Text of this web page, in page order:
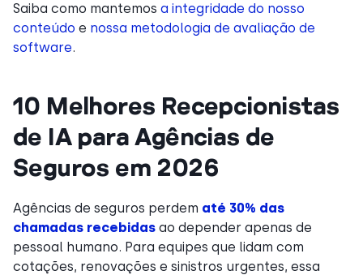
Saiba como mantemos a integridade do nosso
conteúdo e nossa metodologia de avaliação de
software.
10 Melhores Recepcionistas
de IA para Agências de
Seguros em 2026
Agências de seguros perdem até 30% das
chamadas recebidas ao depender apenas de
pessoal humano. Para equipes que lidam com
cotações, renovações e sinistros urgentes, essa